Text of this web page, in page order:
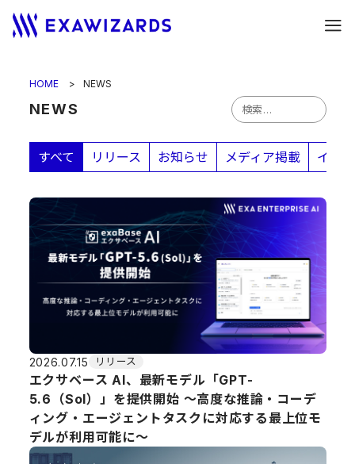
HOME NEWS
NEWS
検
索
すべて
リリース お知らせ メディア掲載 イベ
2026.07.15 リリース
エクサベース AI、最新モデル「GPT-
5.6（Sol）」を提供開始 ～高度な推論・コーデ
ィング・エージェントタスクに対応する最上位モ
デルが利用可能に～